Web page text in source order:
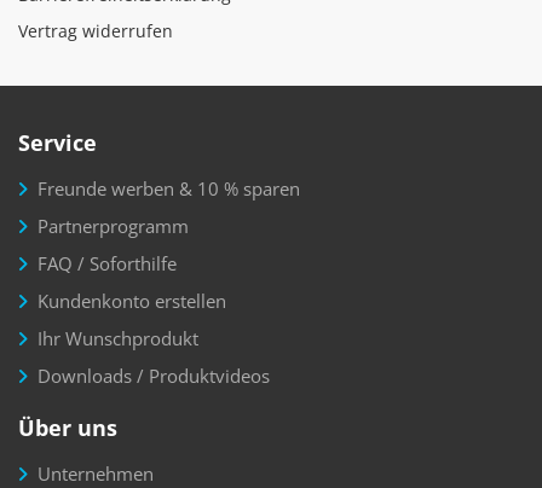
Vertrag widerrufen
Service
Freunde werben & 10 % sparen
Partnerprogramm
FAQ / Soforthilfe
Kundenkonto erstellen
Ihr Wunschprodukt
Downloads / Produktvideos
Über uns
Unternehmen